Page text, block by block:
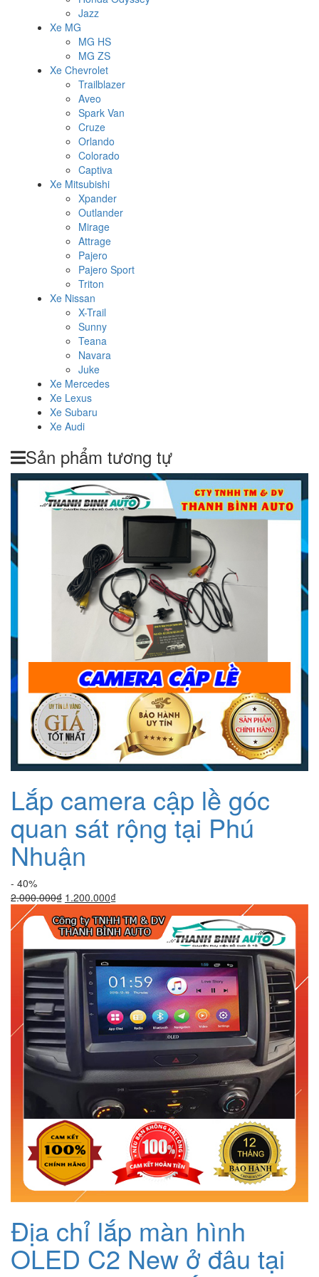
Jazz
Xe MG
MG HS
MG ZS
Xe Chevrolet
Trailblazer
Aveo
Spark Van
Cruze
Orlando
Colorado
Captiva
Xe Mitsubishi
Xpander
Outlander
Mirage
Attrage
Pajero
Pajero Sport
Triton
Xe Nissan
X-Trail
Sunny
Teana
Navara
Juke
Xe Mercedes
Xe Lexus
Xe Subaru
Xe Audi
Sản phẩm tương tự
Lắp camera cập lề góc
quan sát rộng tại Phú
Nhuận
- 40%
2.000.000₫ Giá
là:
2.000.000₫.
1.200.000₫Giá
tại
là:
1.200.000₫.
Địa chỉ lắp màn hình
OLED C2 New ở đâu tại